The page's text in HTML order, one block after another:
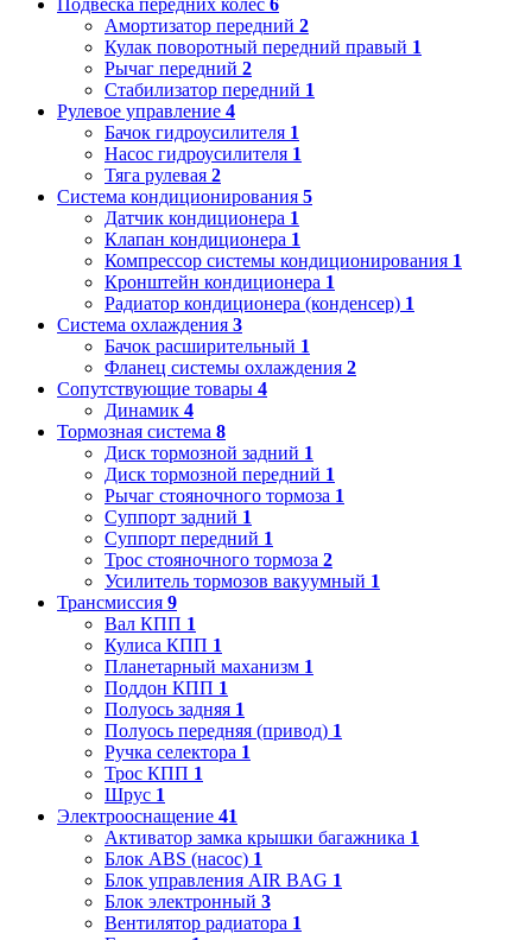
Амортизатор передний 2
Кулак поворотный передний правый 1
Рычаг передний 2
Стабилизатор передний 1
Рулевое управление 4
Бачок гидроусилителя 1
Насос гидроусилителя 1
Тяга рулевая 2
Система кондиционирования 5
Датчик кондиционера 1
Клапан кондиционера 1
Компрессор системы кондиционирования 1
Кронштейн кондиционера 1
Радиатор кондиционера (конденсер) 1
Система охлаждения 3
Бачок расширительный 1
Фланец системы охлаждения 2
Сопутствующие товары 4
Динамик 4
Тормозная система 8
Диск тормозной задний 1
Диск тормозной передний 1
Рычаг стояночного тормоза 1
Суппорт задний 1
Суппорт передний 1
Трос стояночного тормоза 2
Усилитель тормозов вакуумный 1
Трансмиссия 9
Вал КПП 1
Кулиса КПП 1
Планетарный маханизм 1
Поддон КПП 1
Полуось задняя 1
Полуось передняя (привод) 1
Ручка селектора 1
Трос КПП 1
Шрус 1
Электрооснащение 41
Активатор замка крышки багажника 1
Блок ABS (насос) 1
Блок управления AIR BAG 1
Блок электронный 3
Вентилятор радиатора 1